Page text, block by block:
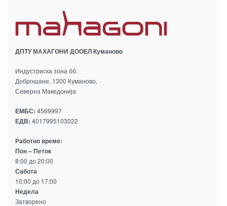
ДПТУ МАХАГОНИ ДООЕЛ Кумановo
Индустриска зона бб.
Доброшане, 1300 Куманово,
Северна Македонија
ЕМБС: 4569997
ЕДВ: 4017995103022
Работно време:
Пон – Петок
8:00 до 20:00
Сабота
10:00 до 17:00
Недела
Затворено